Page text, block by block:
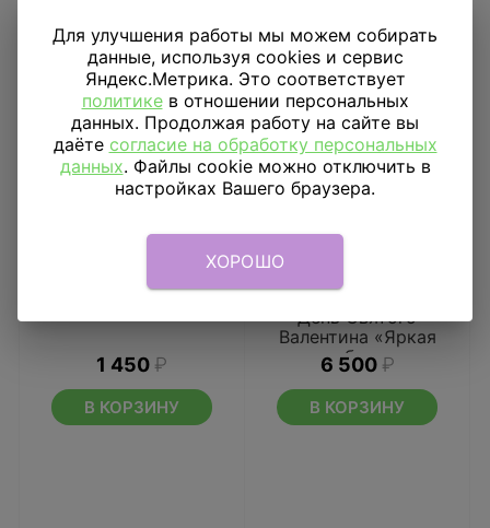
Ходячий шар Мишка
1 450 ₽
В КОРЗИНУ
Букет из шаров на
День Святого
Валентина «Яркая
любовь»
6 500 ₽
В КОРЗИНУ
Для улучшения работы мы можем собирать
данные, используя cookies и сервис
Яндекс.Метрика. Это соответствует
политикев отношении персональных
данных. Продолжая работу на сайте вы
даёте согласие на обработку персональных
данных. Файлы cookie можно отключить в
настройках Вашего браузера.
ХОРОШО